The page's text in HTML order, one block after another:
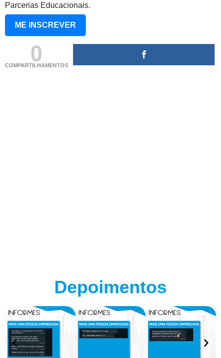
Parcerias Educacionais.
ME INSCREVER
0
COMPARTILHAMENTOS
Depoimentos